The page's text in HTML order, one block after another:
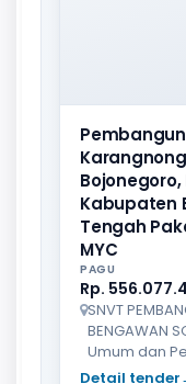
Kabupaten
Tengah
MYC
PAGU
Rp.
SNVT
BENGAWAN
Umum dan
Detail tender